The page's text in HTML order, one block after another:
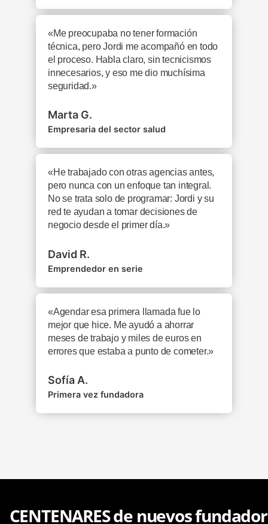
«Me preocupaba no tener formación
técnica, pero Jordi me acompañó en todo
el proceso. Habla claro, sin tecnicismos
innecesarios, y eso me dio muchísima
seguridad.»
Marta G.
Empresaria del sector salud
«He trabajado con otras agencias antes,
pero nunca con un enfoque tan integral.
No se trata solo de programar: Jordi y su
red te ayudan a tomar decisiones de
negocio desde el primer día.»
David R.
Emprendedor en serie
«Agendar esa primera llamada fue lo
mejor que hice. Me ayudó a ahorrar
meses de trabajo y miles de euros en
errores que estaba a punto de cometer.»
Sofía A.
Primera vez fundadora
CENTENARES de nuevos